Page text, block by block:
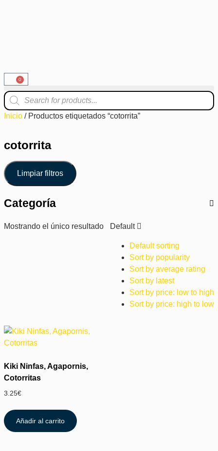
0
Inicio / Productos etiquetados “cotorrita”
cotorrita
Limpiar filtros
Categoría
Mostrando el único resultado Default
Default sorting
Sort by popularity
Sort by average rating
Sort by latest
Sort by price: low to high
Sort by price: high to low
Kiki Ninfas, Agapornis,
Cotorritas
3.25€
Añadir al carrito